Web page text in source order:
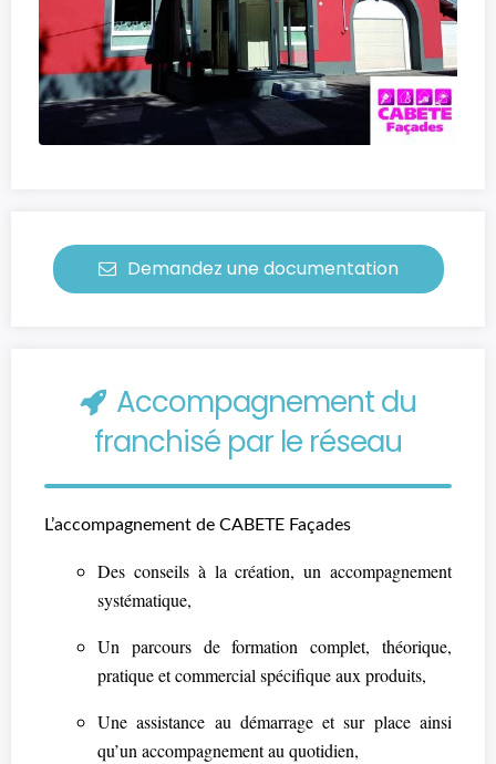
Demandez une documentation
Accompagnement du
franchisé par le réseau
L’accompagnement de CABETE Façades
Des conseils à la création, un accompagnement
systématique,
Un parcours de formation complet, théorique,
pratique et commercial spécifique aux produits,
Une assistance au démarrage et sur place ainsi
qu’un accompagnement au quotidien,